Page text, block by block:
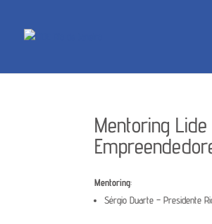
Mentoring
Mentoring:
Sérgio Duarte – Presidente